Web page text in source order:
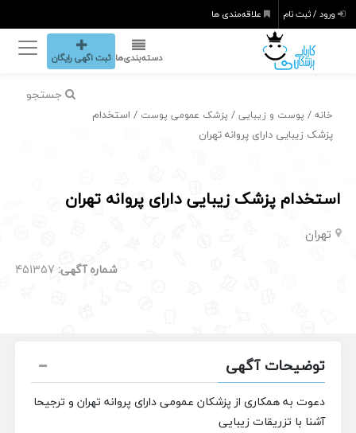
ورود / ثبت نام علاقه‌مندی ها
دسته‌بندی‌ها ثبت اگهی رایگان
جستجو
خانه / پوست و زیبایی / پزشک عمومی پوست / استخدام
پزشک زیبایی دارای پروانه تهران
استخدام پزشک زیبایی دارای پروانه تهران
تهران
شماره آگهی: 451357
توضیحات آگهی
دعوت به همکاری از پزشکان عمومی دارای پروانه تهران و ترجیحا
آشنا با تزریقات زیبایی